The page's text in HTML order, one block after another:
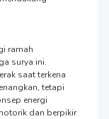
ramah
surya ini.
saat terkena
tetapi
energi
dan berpikir